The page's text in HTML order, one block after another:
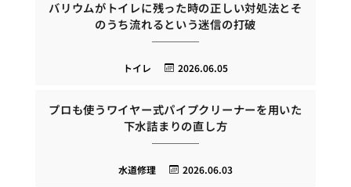
バリウムがトイレに残った時の正しい対処法とそ
のうち流れるという迷信の打破
2026.06.05
トイレ
プロも使うワイヤー式パイプクリーナーを用いた
下水詰まりの直し方
2026.06.03
水道修理